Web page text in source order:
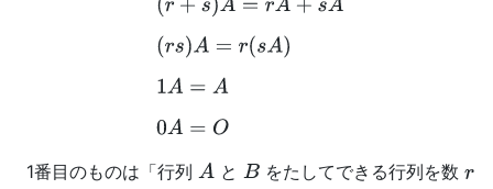
1番目のものは「行列 Aと B をたしてできる行列を数 r